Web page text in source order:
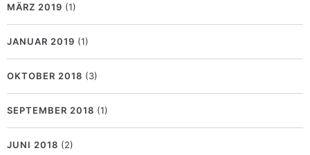
MÄRZ 2019 (1)
JANUAR 2019 (1)
OKTOBER 2018 (3)
SEPTEMBER 2018 (1)
JUNI 2018 (2)